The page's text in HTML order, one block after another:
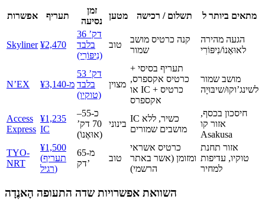
אפשרות תעריף
זמן
נסיעה
מטען תשלום / רכישה מתאים ביותר ל
Skyliner ¥2,470
36 דק’
בלבד
(נִיפּוֹרִי)
טוב
קנה כרטיס מושב
שמור
הגעה מהירה
לאוּאֶנוֹ/נִיפּוֹרִי
N’EX מ-¥3,140
53 דק’
בלבד
(טוקיו)
מצוין
תעריף בסיסי +
כרטיס אקספרס,
או IC + כרטיס
אקספרס
מושב שמור
לשינג’וקוּ/שיבּוּיָה
Access
Express
¥1,235
IC
כ-55–
70 דק’
(אוּאֶנוֹ)
בינוני
IC כשיר, ללא
מושבים שמורים
חיסכון בכסף,
אזור קו
Asakusa
TYO-
NRT
¥1,500
(תעריף
רגיל)
מ-65
דק’
טוב
כרטיס אשראי
ומזומן (אשר באתר
הרשמי)
אזור תחנת
טוקיו, עדיפות
למחיר
השוואת אפשרויות שדה התעופה הָאנֶדָה